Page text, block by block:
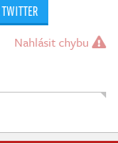
Nahlásit chybu